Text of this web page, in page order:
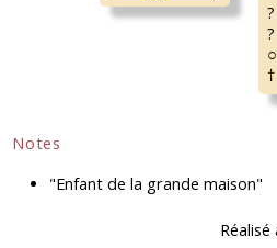
?
?
Notes
"Enfant de la grande maison"
Réalisé